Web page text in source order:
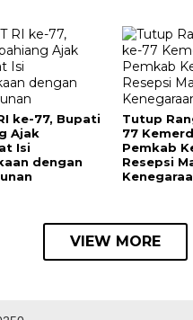
ke-77, Bupati
Ajak
Isi
dengan
Tutup
77
Pemkab
Resepsi
VIEW MORE